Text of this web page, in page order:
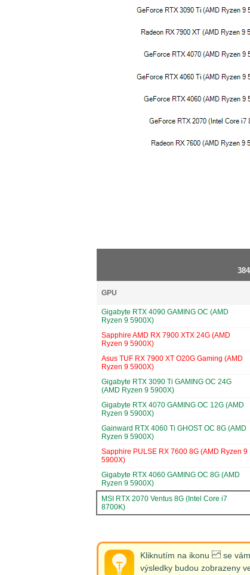
GPU
Gigabyte RTX 4090 GAMING OC (AMD
Ryzen 9 5900X)
Sapphire AMD RX 7900 XTX 24G (AMD
Ryzen 9 5900X)
Asus TUF RX 7900 XT O20G Gaming (AMD
Ryzen 9 5900X)
Gigabyte RTX 3090 Ti GAMING OC 24G
(AMD Ryzen 9 5900X)
Gigabyte RTX 4070 GAMING OC 12G (AMD
Ryzen 9 5900X)
Gainward RTX 4060 Ti GHOST OC 8G (AMD
Ryzen 9 5900X)
Sapphire PULSE RX 7600 8G (AMD Ryzen 9
5900X)
Gigabyte RTX 4060 GAMING OC 8G (AMD
Ryzen 9 5900X)
MSI RTX 2070 Ventus 8G (Intel Core i7
8700K)
Kliknutím na ikonu
se
výsledky budou zobrazeny